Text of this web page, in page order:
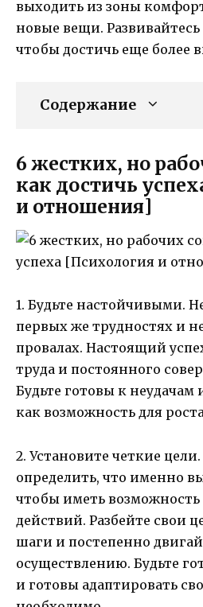
выходить из зоны
новые вещи.
чтобы достичь еще более
Содержание
6 жестких, но
как достичь
и отношения]
1. Будьте настойчивыми.
первых же трудностях и
провалах. Настоящий
труда и постоянного
Будьте готовы к неудачам
как возможность для
2. Установите четкие
определить, что именно
чтобы иметь возможность
действий. Разбейте свои
шаги и постепенно
осуществлению. Будьте
и готовы адаптировать